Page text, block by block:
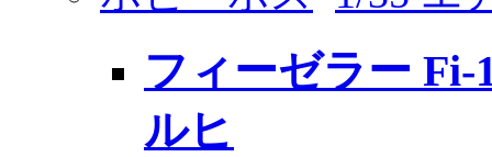
フィーゼラー Fi-
ルヒ